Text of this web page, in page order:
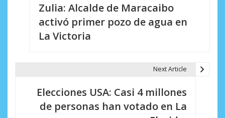
Zulia: Alcalde de Maracaibo
activó primer pozo de agua en
La Victoria
Next Article
Elecciones USA: Casi 4 millones
de personas han votado en La